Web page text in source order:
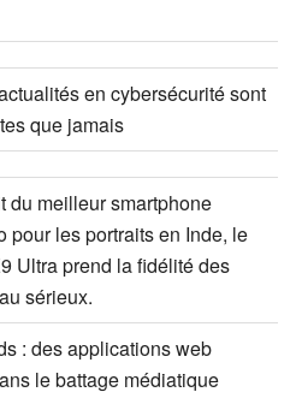
en cybersécurité sont
que jamais
du meilleur smartphone
pour les portraits en Inde, le
Ultra prend la fidélité des
sérieux.
: des applications web
le battage médiatique